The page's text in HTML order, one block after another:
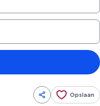
Opslaan